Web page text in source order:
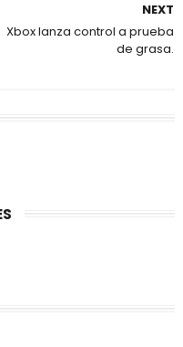
NEXT
Xbox lanza control a prueba
de grasa.